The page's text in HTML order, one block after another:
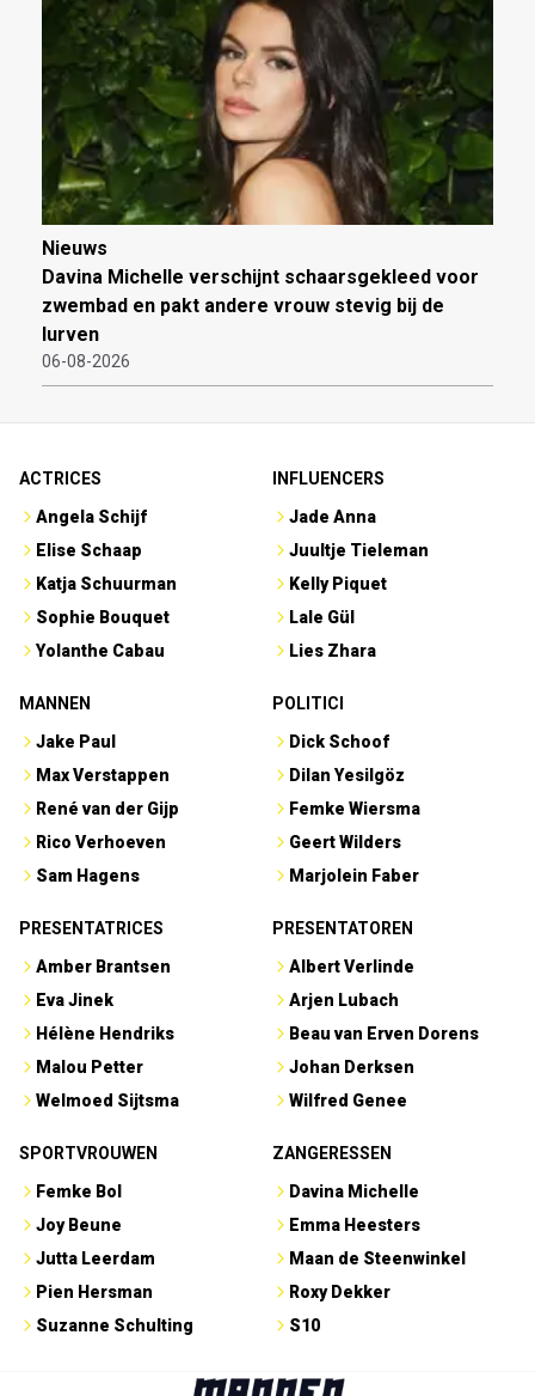
Nieuws
Davina Michelle verschijnt schaarsgekleed voor
zwembad en pakt andere vrouw stevig bij de
lurven
06-08-2026
ACTRICES
Angela Schijf
Elise Schaap
Katja Schuurman
Sophie Bouquet
Yolanthe Cabau
INFLUENCERS
Jade Anna
Juultje Tieleman
Kelly Piquet
Lale Gül
Lies Zhara
MANNEN
Jake Paul
Max Verstappen
René van der Gijp
Rico Verhoeven
Sam Hagens
POLITICI
Dick Schoof
Dilan Yesilgöz
Femke Wiersma
Geert Wilders
Marjolein Faber
PRESENTATRICES
Amber Brantsen
Eva Jinek
Hélène Hendriks
Malou Petter
Welmoed Sijtsma
PRESENTATOREN
Albert Verlinde
Arjen Lubach
Beau van Erven Dorens
Johan Derksen
Wilfred Genee
SPORTVROUWEN
Femke Bol
Joy Beune
Jutta Leerdam
Pien Hersman
Suzanne Schulting
ZANGERESSEN
Davina Michelle
Emma Heesters
Maan de Steenwinkel
Roxy Dekker
S10